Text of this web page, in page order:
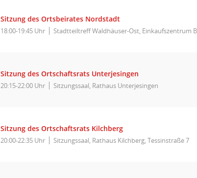
Sitzung des Ortsbeirates Nordstadt
18:00-19:45 Uhr Stadtteiltreff Waldhäuser-Ost, Einkaufszentrum
Sitzung des Ortschaftsrats Unterjesingen
20:15-22:00 Uhr Sitzungssaal, Rathaus Unterjesingen
Sitzung des Ortschaftsrats Kilchberg
20:00-22:35 Uhr Sitzungssaal, Rathaus Kilchberg, Tessinstraße 7